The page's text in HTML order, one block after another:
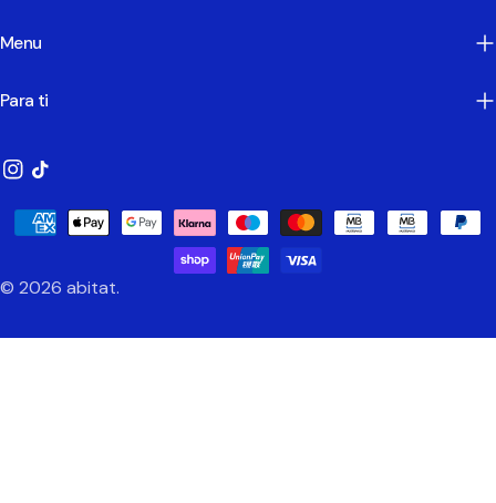
Menu
Para ti
Instagram
TikTok
© 2026 abitat.
Métodos
Pagamento